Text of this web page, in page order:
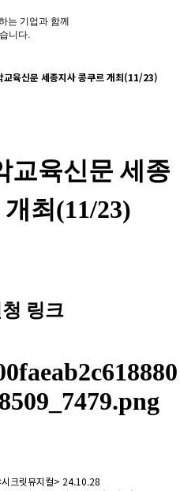
는 기업과 함께
니다.
육신문 세종지사 콩쿠르 개최(11/23)
교육신문 세종
최(11/23)
링크
크릿뮤지컬> 24.10.28